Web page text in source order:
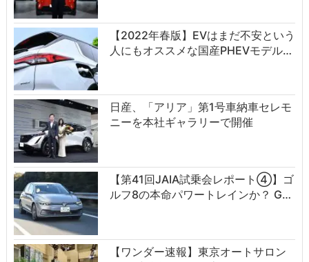
【2022年春版】EVはまだ不安という
人にもオススメな国産PHEVモデル…
日産、「アリア」第1号車納車セレモ
ニーを本社ギャラリーで開催
【第41回JAIA試乗会レポート④】ゴ
ルフ8の本命パワートレインか？ G…
【ワンダー速報】東京オートサロン